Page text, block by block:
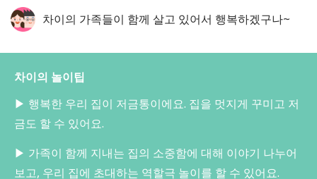
차이의 가족들이 함께 살고 있어서 행복하겠구나~
차이의 놀이팁
▶ 행복한 우리 집이 저금통이에요. 집을 멋지게 꾸미고 저
금도 할 수 있어요.
▶ 가족이 함께 지내는 집의 소중함에 대해 이야기 나누어
보고, 우리 집에 초대하는 역할극 놀이를 할 수 있어요.